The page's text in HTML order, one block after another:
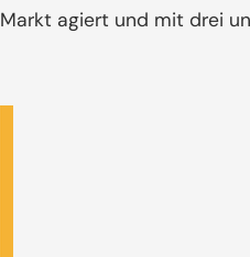
Markt agiert und mit drei